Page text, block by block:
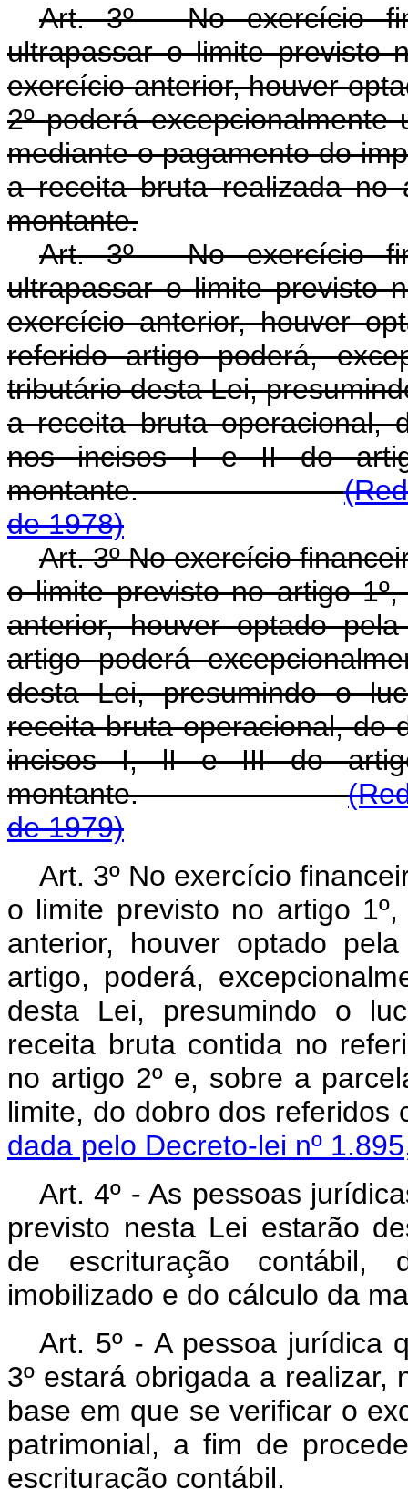
Art. 3º - No exercício
ultrapassar o limite previsto
exercício anterior, houver
2º poderá
mediante o pagamento do
a receita bruta realizada no
montante.
Art. 3º - No exercício
ultrapassar o limite previsto
exercício anterior, houver
referido artigo poderá,
tributário desta Lei,
a receita bruta operacional,
nos incisos I e II do
montante.
de 1978)
Art. 3º No exercício
o limite previsto no artigo
anterior, houver optado
artigo poderá
desta Lei, presumindo o
receita bruta operacional, do
incisos I, lI e III do
montante.
de 1979)
Art. 3º No exercício
o limite previsto no artigo
anterior, houver optado
artigo, poderá,
desta Lei, presumindo o
receita bruta contida no
no artigo 2º e, sobre a
limite, do dobro dos
dada pelo Decreto-lei nº
Art. 4º - As pessoas
previsto nesta Lei estarão
de escrituração contábil,
imobilizado e do cálculo da
Art. 5º - A pessoa jurídica
3º estará obrigada a realizar,
base em que se verificar o
patrimonial, a fim de
escrituração contábil.